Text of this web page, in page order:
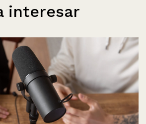
interesar